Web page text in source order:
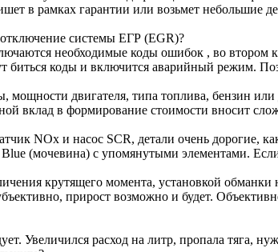
в рамках гарантии или возьмет небольшие
системы ЕГР (EGR)?
необходимые коды ошибок , во втором
биться коды и включится аварийный режим.
двигателя, типа топлива, бензин или
вклад в формирование стоимости вносит
NOx и насос SCR, детали очень дорогие,
(мочевина) с упомянутыми элементами. Если
крутящего момента, установкой обманки
прирост возможно и будет.
Увеличился расход на литр, пропала тяга,